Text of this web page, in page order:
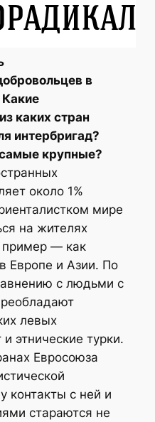
в
каких стран
интербригад?
крупные?
около 1%
мире
на жителях
— как
Европе и Азии. По
с людьми с
левых
этнические турки.
Евросоюза
контакты с ней и
стараются не